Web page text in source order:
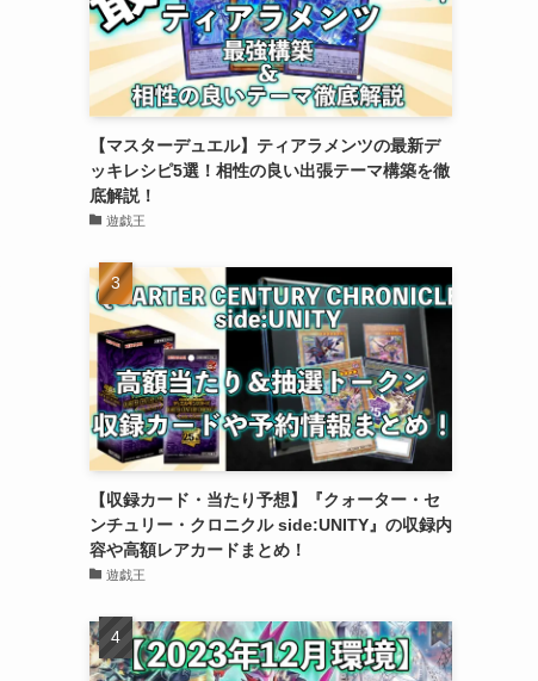
【マスターデュエル】ティアラメンツの最新デ
ッキレシピ5選！相性の良い出張テーマ構築を徹
底解説！
遊戯王
【収録カード・当たり予想】『クォーター・セ
ンチュリー・クロニクル side:UNITY』の収録内
容や高額レアカードまとめ！
遊戯王